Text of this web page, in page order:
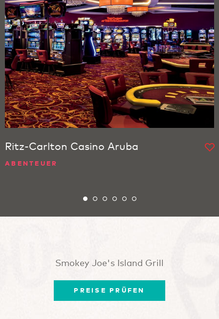
Ritz-Carlton Casino Aruba
ABENTEUER
Smokey Joe's Island Grill
PREISE PRÜFEN